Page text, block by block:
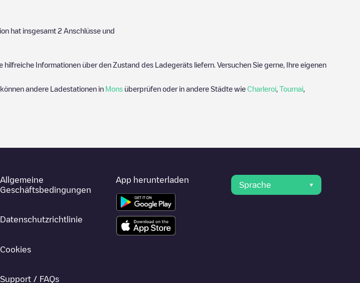
hat insgesamt 2 Anschlüsse und
Informationen über den Zustand des Ladegeräts liefern. Versuchen Sie gerne, Ihre eigenen
andere Ladestationen in Mons überprüfen oder in andere Städte wie Charleroi Tournai
Allgemeine
Geschäftsbedingungen
Datenschutzrichtlinie
Cookies
Support / FAQs
App herunterladen
Sprache